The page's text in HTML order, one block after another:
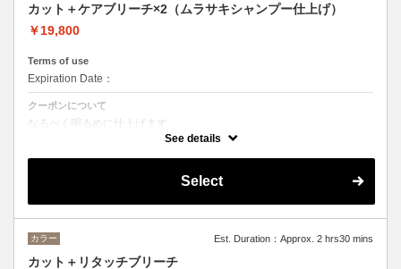
カット＋ケアブリーチ×2（ムラサキシャンプー仕上げ）
￥19,800
Terms of use
Expiration Date：
クーポンについて
なるべく明るめに仕上げます。
状態によって白まで持って行けることもありますが白までいけないこと
ムラサキシャンプーで仕上げます。
ブリーチ¥7150×2
See details
Select
カラー Est. Duration：Approx. 2 hrs30 mins
カット＋リタッチブリーチ